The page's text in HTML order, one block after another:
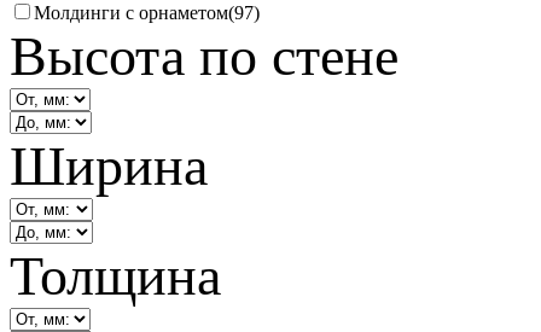
Молдинги с орнаметом(97)
Высота по стене
Ширина
Толщина